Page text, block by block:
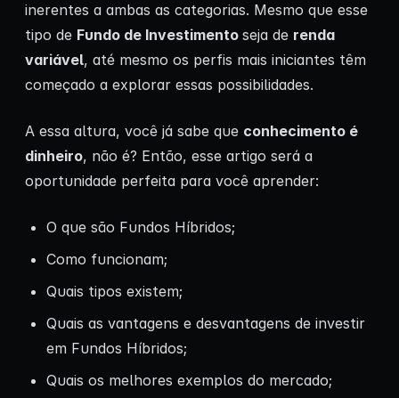
inerentes a ambas as categorias. Mesmo que esse
tipo de Fundo de Investimento seja de renda
variável, até mesmo os perfis mais iniciantes têm
começado a explorar essas possibilidades.
A essa altura, você já sabe que conhecimento é
dinheiro, não é? Então, esse artigo será a
oportunidade perfeita para você aprender:
O que são Fundos Híbridos;
Como funcionam;
Quais tipos existem;
Quais as vantagens e desvantagens de investir
em Fundos Híbridos;
Quais os melhores exemplos do mercado;